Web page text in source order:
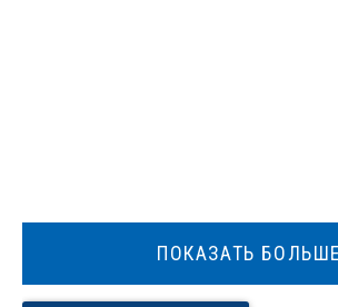
ПОКАЗАТЬ БОЛЬШЕ